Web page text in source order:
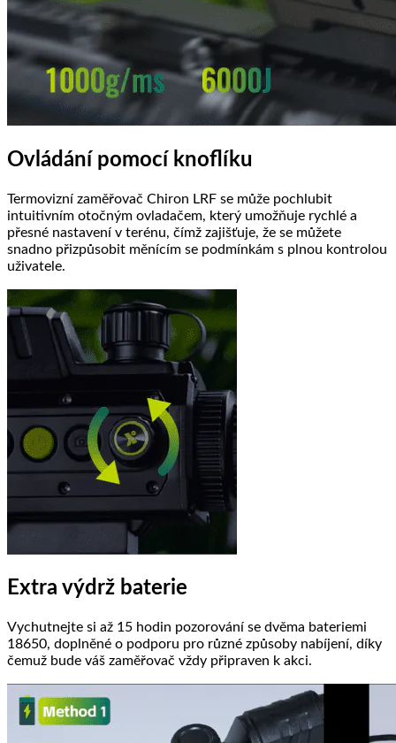
Ovládání pomocí knoflíku
Termovizní zaměřovač Chiron LRF se může pochlubit
intuitivním otočným ovladačem, který umožňuje rychlé a
přesné nastavení v terénu, čímž zajišťuje, že se můžete
snadno přizpůsobit měnícím se podmínkám s plnou kontrolou
uživatele.
Extra výdrž baterie
Vychutnejte si až 15 hodin pozorování se dvěma bateriemi
18650, doplněné o podporu pro různé způsoby nabíjení, díky
čemuž bude váš zaměřovač vždy připraven k akci.